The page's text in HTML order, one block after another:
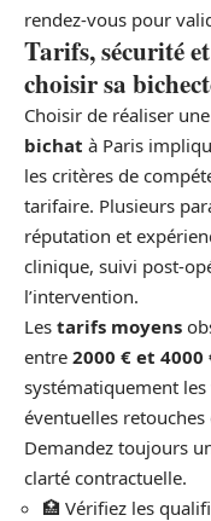
rendez-vous pour
Tarifs, sécurité
choisir sa
Choisir de réaliser une
bichat à Paris
les critères de
tarifaire. Plusieurs
réputation et
clinique, suivi post-
l’intervention.
Les tarifs moyens
entre 2000 € et 4000
systématiquement
éventuelles
Demandez toujours
clarté contractuelle.
🏥 Vérifiez les